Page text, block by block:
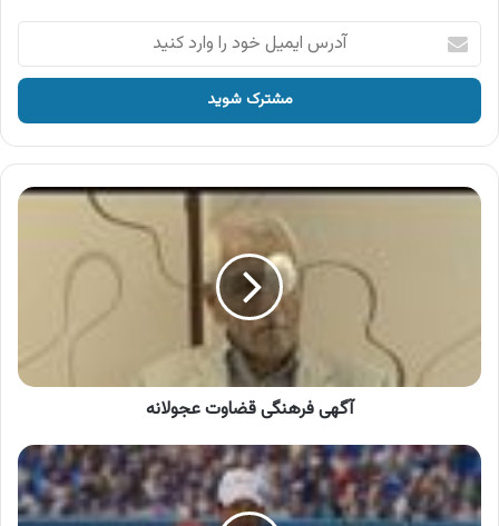
آدرس
ایمیل
خود
وارد
کنید
آگهی
آگهی فرهنگی قضاوت عجولانه
آگهی
محصولات
آشپزخانه